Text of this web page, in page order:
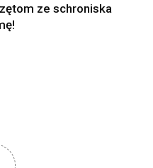
ze schroniska